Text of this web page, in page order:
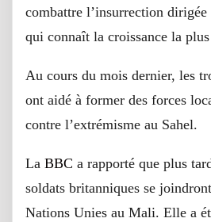
combattre l’insurrection
qui connaît la croissance la
Au cours du mois dernier, les
ont aidé à former des forces
contre l’extrémisme au Sahel.
La BBC a rapporté que plus
soldats britanniques se
Nations Unies au Mali. Elle a